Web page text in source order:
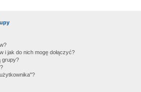
i jak do nich mogę dołączyć?
grupy?